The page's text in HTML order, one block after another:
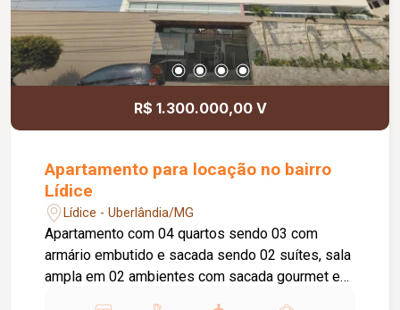
R$ 1.300.000,00 V
Apartamento para locação no bairro
Lídice
Lídice - Uberlândia/MG
Apartamento com 04 quartos sendo 03 com
armário embutido e sacada sendo 02 suítes, sala
ampla em 02 ambientes com sacada gourmet e